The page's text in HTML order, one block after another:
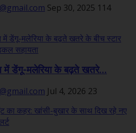
Sep 30, 2025 114
में डेंगू-मलेरिया के बढ़ते खतरे...
Jul 4, 2026 23